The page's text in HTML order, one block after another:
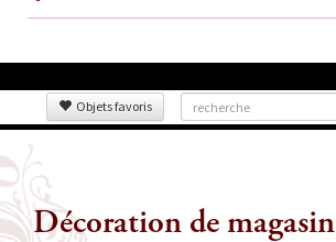
Objets favoris
Décoration de magasin